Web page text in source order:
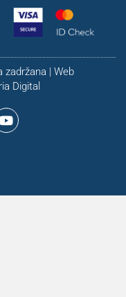
zadržana | Web
Digital